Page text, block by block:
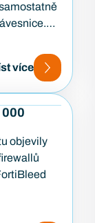
více
objevily